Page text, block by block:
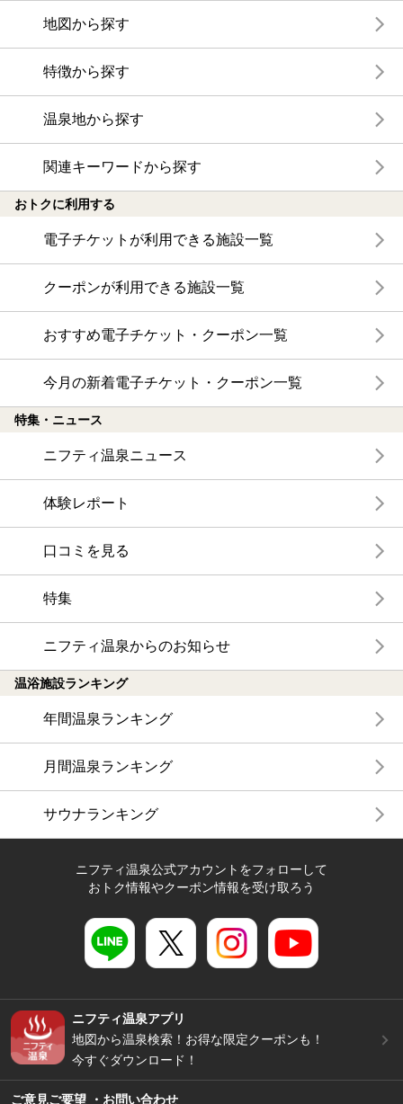
地図から探す
特徴から探す
温泉地から探す
関連キーワードから探す
おトクに利用する
電子チケットが利用できる施設一覧
クーポンが利用できる施設一覧
おすすめ電子チケット・クーポン一覧
今月の新着電子チケット・クーポン一覧
特集・ニュース
ニフティ温泉ニュース
体験レポート
口コミを見る
特集
ニフティ温泉からのお知らせ
温浴施設ランキング
年間温泉ランキング
月間温泉ランキング
サウナランキング
ニフティ温泉公式アカウントをフォローして
おトク情報やクーポン情報を受け取ろう
ニフティ温泉アプリ
地図から温泉検索！お得な限定クーポンも！
今すぐダウンロード！
ご意見ご要望 ・お問い合わせ